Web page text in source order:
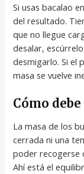
Si usas bacalao
del resultado.
que no llegue
desalar,
desmigarlo. Si el
masa se vuelve
Cómo
La masa de los
cerrada ni una
poder recogerse
Ahí está el